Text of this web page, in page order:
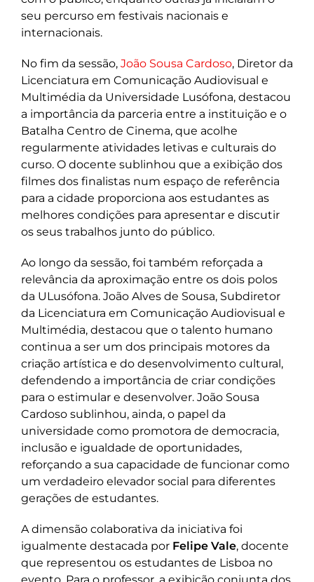
seu percurso em festivais nacionais e
internacionais.
No fim da sessão, João Sousa Cardoso, Diretor da
Licenciatura em Comunicação Audiovisual e
Multimédia da Universidade Lusófona, destacou
a importância da parceria entre a instituição e o
Batalha Centro de Cinema, que acolhe
regularmente atividades letivas e culturais do
curso. O docente sublinhou que a exibição dos
filmes dos finalistas num espaço de referência
para a cidade proporciona aos estudantes as
melhores condições para apresentar e discutir
os seus trabalhos junto do público.
Ao longo da sessão, foi também reforçada a
relevância da aproximação entre os dois polos
da ULusófona. João Alves de Sousa, Subdiretor
da Licenciatura em Comunicação Audiovisual e
Multimédia, destacou que o talento humano
continua a ser um dos principais motores da
criação artística e do desenvolvimento cultural,
defendendo a importância de criar condições
para o estimular e desenvolver. João Sousa
Cardoso sublinhou, ainda, o papel da
universidade como promotora de democracia,
inclusão e igualdade de oportunidades,
reforçando a sua capacidade de funcionar como
um verdadeiro elevador social para diferentes
gerações de estudantes.
A dimensão colaborativa da iniciativa foi
igualmente destacada por Felipe Vale, docente
que representou os estudantes de Lisboa no